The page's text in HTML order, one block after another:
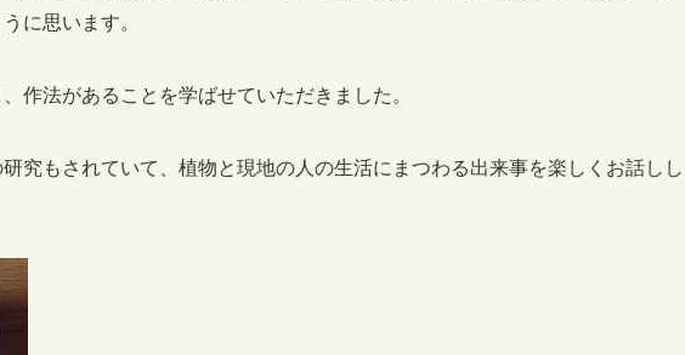
に思います。
作法があることを学ばせていただきました。
究もされていて、植物と現地の人の生活にまつわる出来事を楽しくお話しし